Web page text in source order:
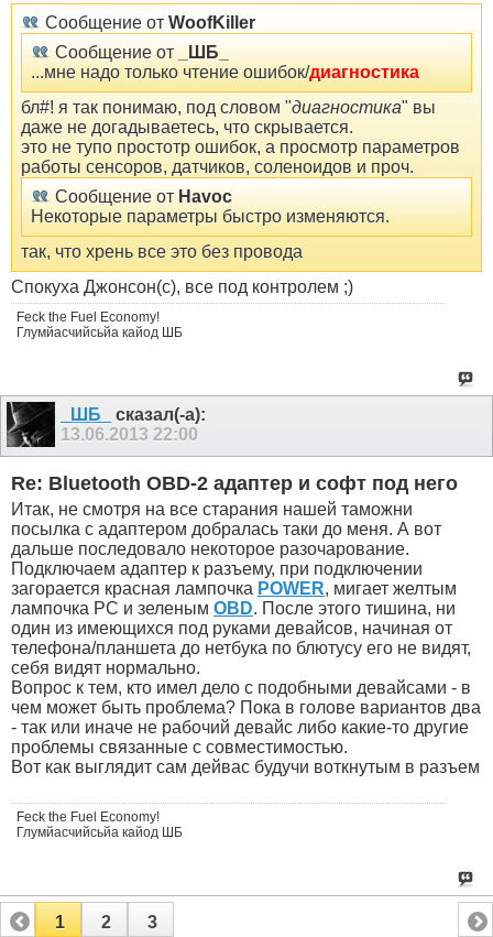
Сообщение от WoofKiller
Сообщение от
_ШБ_
...мне надо только чтение ошибок/диагностика
бл#! я так понимаю, под словом "диагностика" вы
даже не догадываетесь, что скрывается.
это не тупо простотр ошибок, а просмотр параметров
работы сенсоров, датчиков, соленоидов и проч.
Сообщение от Havoc
Некоторые параметры быстро изменяются.
так, что хрень все это без провода
Спокуха Джонсон(с), все под контролем ;)
Feck the Fuel Economy!
Глумйасчийсьйа кайод ШБ
_ШБ_
сказал(-а):
13.06.2013 22:00
Re: Bluetooth OBD-2 адаптер и софт под него
Итак, не смотря на все старания нашей таможни
посылка с адаптером добралась таки до меня. А вот
дальше последовало некоторое разочарование.
Подключаем адаптер к разъему, при подключении
загорается красная лампочка POWER, мигает желтым
лампочка PC и зеленым OBD. После этого тишина, ни
один из имеющихся под руками девайсов, начиная от
телефона/планшета до нетбука по блютусу его не видят,
себя видят нормально.
Вопрос к тем, кто имел дело с подобными девайсами - в
чем может быть проблема? Пока в голове вариантов два
- так или иначе не рабочий девайс либо какие-то другие
проблемы связанные с совместимостью.
Вот как выглядит сам дейвас будучи воткнутым в разъем
Feck the Fuel Economy!
Глумйасчийсьйа кайод ШБ
1 2 3